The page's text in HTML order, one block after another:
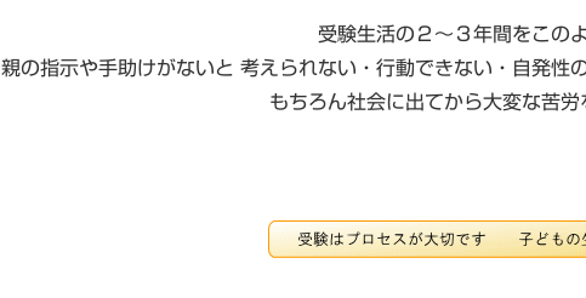
受験生活の２～３年間をこの
親の指示や手助けがないと 考えられない・行動できない・自発性
もちろん社会に出てから大変な苦労